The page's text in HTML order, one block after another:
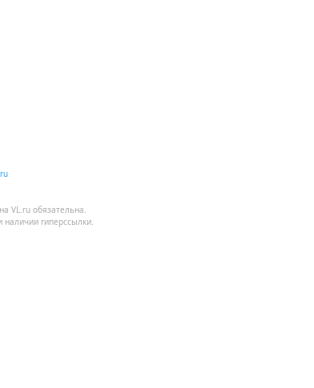
VL.ru обязательна.
гиперссылки.